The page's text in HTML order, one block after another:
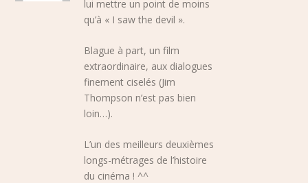
lui mettre un point de moins
qu’à « I saw the devil ».
Blague à part, un film
extraordinaire, aux dialogues
finement ciselés (Jim
Thompson n’est pas bien
loin…).
L’un des meilleurs deuxièmes
longs-métrages de l’histoire
du cinéma ! ^^